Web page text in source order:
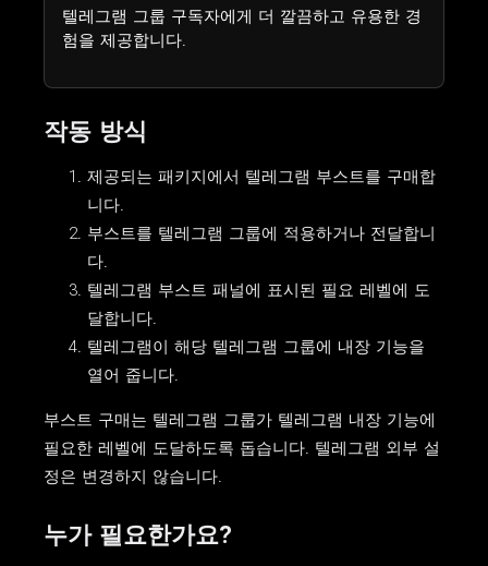
텔레그램 그룹 구독자에게 더 깔끔하고 유용한 경
험을 제공합니다.
작동 방식
제공되는 패키지에서 텔레그램 부스트를 구매합
니다.
부스트를 텔레그램 그룹에 적용하거나 전달합니
다.
텔레그램 부스트 패널에 표시된 필요 레벨에 도
달합니다.
텔레그램이 해당 텔레그램 그룹에 내장 기능을
열어 줍니다.
부스트 구매는 텔레그램 그룹가 텔레그램 내장 기능에
필요한 레벨에 도달하도록 돕습니다. 텔레그램 외부 설
정은 변경하지 않습니다.
누가 필요한가요?